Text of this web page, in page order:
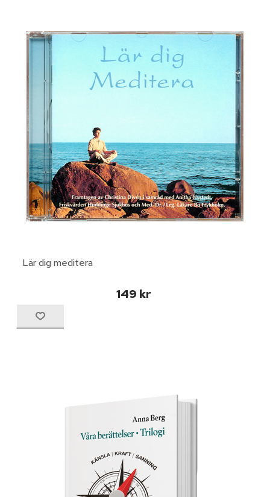
Lär dig meditera
149 kr